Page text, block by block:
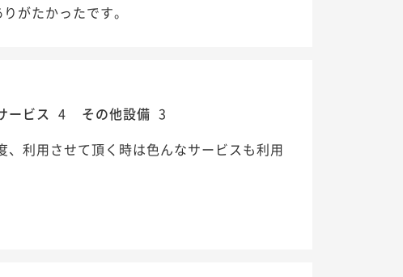
がたかったです。
ービス 4 その他設備 3
利用させて頂く時は色んなサービスも利用